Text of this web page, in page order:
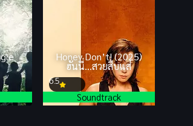
Honey Don’t! (2025)
ฮันนี่…สวยสืบแส่
6.5
Soundtrack